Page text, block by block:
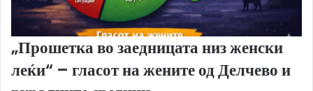
„Прошетка во заедницата низ женски
леќи“ – гласот на жените од Делчево и